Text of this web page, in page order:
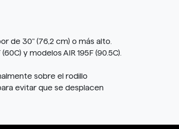
de 30" (76,2 cm) o más alto.
y modelos AIR 195F (90.5C).
sobre el rodillo
evitar que se desplacen